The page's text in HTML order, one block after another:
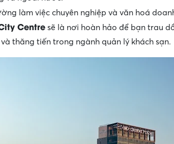
làm việc chuyên nghiệp và văn hoá
Centre sẽ là nơi hoàn hảo để bạn trau
thăng tiến trong ngành quản lý khách sạn.